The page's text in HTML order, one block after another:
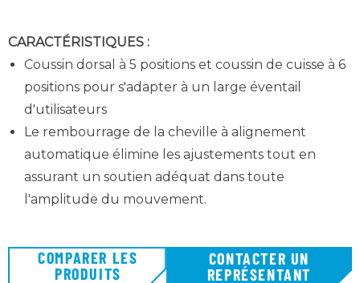
CARACTÉRISTIQUES :
Coussin dorsal à 5 positions et coussin de cuisse à 6
positions pour s'adapter à un large éventail
d'utilisateurs
Le rembourrage de la cheville à alignement
automatique élimine les ajustements tout en
assurant un soutien adéquat dans toute
l'amplitude du mouvement.
COMPARER LES
PRODUITS
CONTACTER UN
REPRÉSENTANT